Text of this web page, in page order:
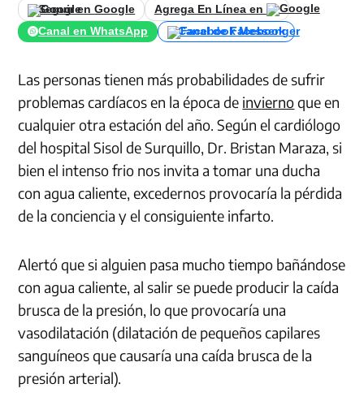
Seguir en Google
Agrega En Línea en
Canal en WhatsApp
Canal de Facebook
Las personas tienen más probabilidades de sufrir
problemas cardíacos en la época de inviernoque en
cualquier otra estación del año. Según el cardiólogo
del hospital Sisol de Surquillo, Dr. Bristan Maraza, si
bien el intenso frio nos invita a tomar una ducha
con agua caliente, excedernos provocaría la pérdida
de la conciencia y el consiguiente infarto.
Alertó que si alguien pasa mucho tiempo bañándose
con agua caliente, al salir se puede producir la caída
brusca de la presión, lo que provocaría una
vasodilatación (dilatación de pequeños capilares
sanguíneos que causaría una caída brusca de la
presión arterial).